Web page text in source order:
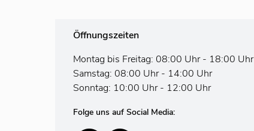
Öffnungszeiten
Montag bis Freitag: 08:00 Uhr - 18:00 Uhr
Samstag: 08:00 Uhr - 14:00 Uhr
Sonntag: 10:00 Uhr - 12:00 Uhr
Folge uns auf Social Media: